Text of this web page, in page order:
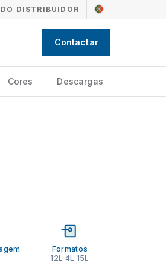
DISTRIBUIDOR
Contactar
Cores Descargas
Formatos
12L 4L 15L